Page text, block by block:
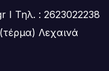
Ι Τηλ. : 2623022238
Λεχαινά